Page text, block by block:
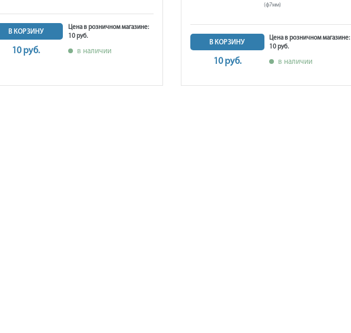
В КОРЗИНУ
10 руб.
Цена в розничном магазине:
10 руб.
в наличии
(ф7мм)
В КОРЗИНУ
10 руб.
Цена в розничном магазине:
10 руб.
в наличии